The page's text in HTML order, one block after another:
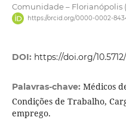
Comunidade – Florianópolis
https://orcid.org/0000-0002-
DOI: https://doi.org/
Palavras-chave: Médicos
Condições de Trabalho,
emprego.